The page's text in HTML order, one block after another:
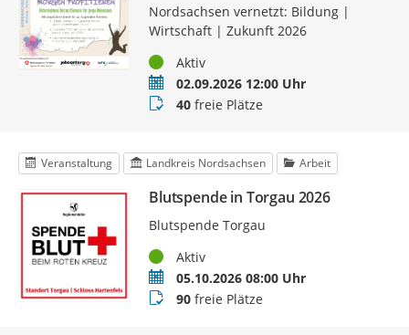
Nordsachsen vernetzt: Bildung |
Wirtschaft | Zukunft 2026
StatusAktiv
Termin02.09.2026 12:00 Uhr
Buchungsstatus
40freie Plätze
Veranstaltung Landkreis Nordsachsen Arbeit
Blutspende in Torgau 2026
Blutspende Torgau
StatusAktiv
Termin05.10.2026 08:00 Uhr
Buchungsstatus
90freie Plätze